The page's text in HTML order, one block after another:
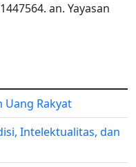
an. Yayasan
Rakyat
Intelektualitas, dan